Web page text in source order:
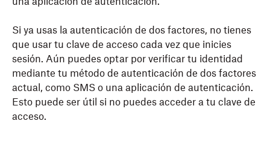
Si ya usas la autenticación de dos factores, no tienes
que usar tu clave de acceso cada vez que inicies
sesión. Aún puedes optar por verificar tu identidad
mediante tu método de autenticación de dos factores
actual, como SMS o una aplicación de autenticación.
Esto puede ser útil si no puedes acceder a tu clave de
acceso.